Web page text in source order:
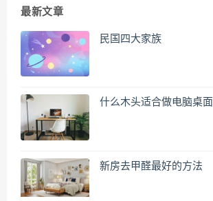
最新文章
民国四大家族
什么木头适合做电脑桌面
新房去甲醛最好的方法